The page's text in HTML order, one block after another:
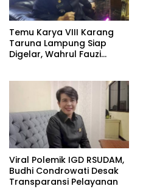
Temu Karya VIII Karang
Taruna Lampung Siap
Digelar, Wahrul Fauzi
Viral Polemik IGD RSUDAM,
Budhi Condrowati Desak
Transparansi Pelayanan